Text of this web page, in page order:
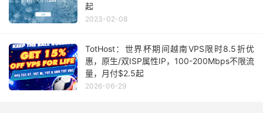
起
2023-02-08
TotHost：世界杯期间越南VPS限时8.5折优
惠，原生/双ISP属性IP，100-200Mbps不限流
量，月付$2.5起
2026-06-29